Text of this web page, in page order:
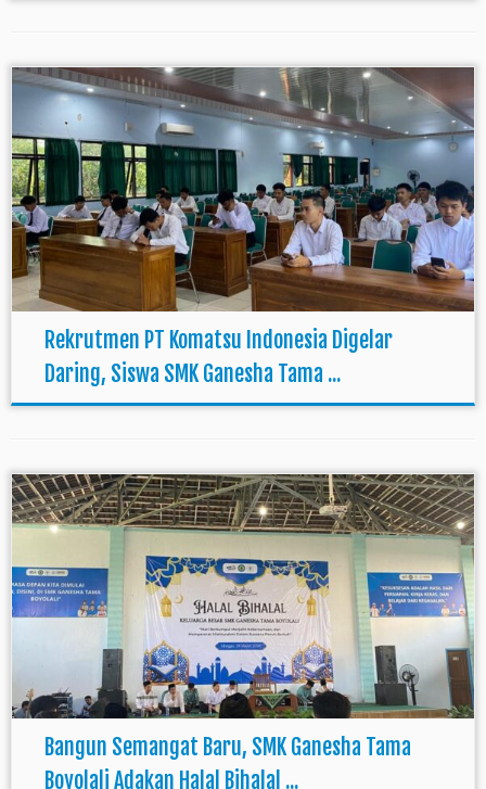
Rekrutmen PT Komatsu Indonesia Digelar
Daring, Siswa SMK Ganesha Tama ...
Bangun Semangat Baru, SMK Ganesha Tama
Boyolali Adakan Halal Bihalal ...